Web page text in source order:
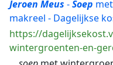
Jeroen Meus -Soep
makreel - Dagelijkse
https://
wintergroenten-en-